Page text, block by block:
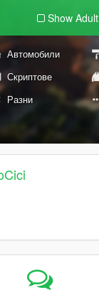
Show Adult
Автомобили
Скриптове
Разни